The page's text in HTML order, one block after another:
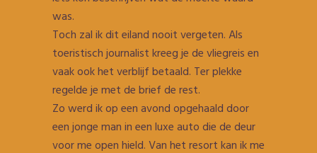
was.
Toch zal ik dit eiland nooit vergeten. Als
toeristisch journalist kreeg je de vliegreis en
vaak ook het verblijf betaald. Ter plekke
regelde je met de brief de rest.
Zo werd ik op een avond opgehaald door
een jonge man in een luxe auto die de deur
voor me open hield. Van het resort kan ik me